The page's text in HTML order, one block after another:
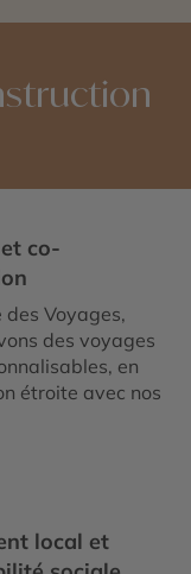
co-
des Voyages,
des voyages
en
étroite avec nos
local et